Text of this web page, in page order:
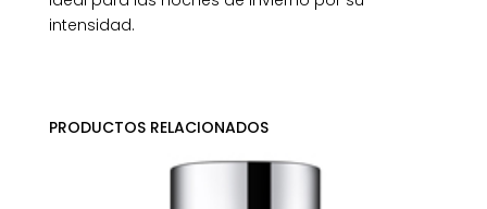
intensidad.
PRODUCTOS RELACIONADOS